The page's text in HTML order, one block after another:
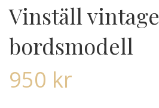
Vinställ vintage
bordsmodell
950 kr